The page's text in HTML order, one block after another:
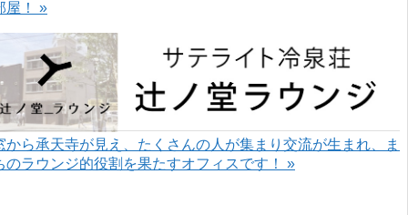
屋！ »
から承天寺が見え、たくさんの人が集まり交流が生まれ、ま
のラウンジ的役割を果たすオフィスです！ »